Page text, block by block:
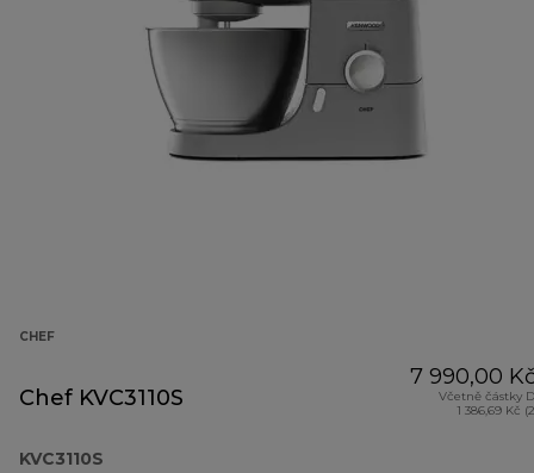
CHEF
Chef KVC3110S
KVC3110S
7 990,00
Včetně částky
1 386,69 Kč